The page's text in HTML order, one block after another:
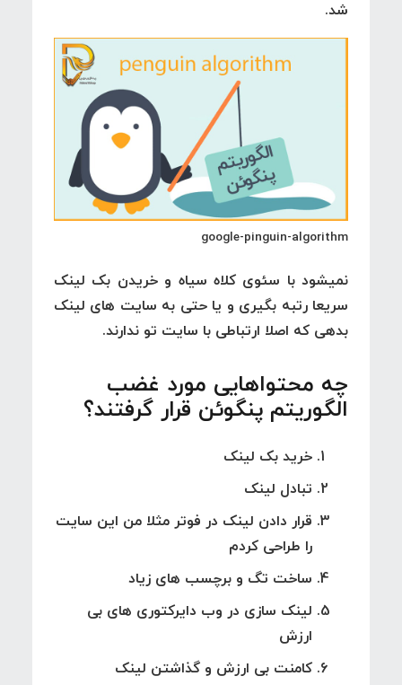
شد.
google-pinguin-algorithm
نمیشود با سئوی کلاه سیاه و خریدن بک لینک
سریعا رتبه بگیری و یا حتی به سایت های لینک
بدهی که اصلا ارتباطی با سایت تو ندارند.
چه محتواهایی مورد غضب
الگوریتم پنگوئن قرار گرفتند؟
خرید بک لینک
تبادل لینک
قرار دادن لینک در فوتر مثلا من این سایت
را طراحی کردم
ساخت تگ و برچسب های زیاد
لینک سازی در وب دایرکتوری های بی
ارزش
کامنت بی ارزش و گذاشتن لینک